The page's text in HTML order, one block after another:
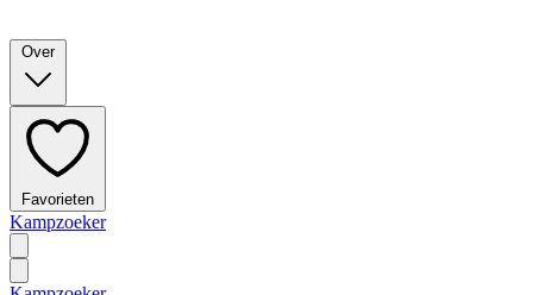
Over
Favorieten
Kampzoeker